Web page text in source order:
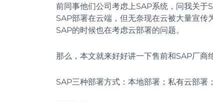
前同事他们公司考虑上SAP系统，问我关
SAP部署在云端，但无奈现在云被大量宣
SAP的时候也在考虑云部署的问题。
那么，本文就来好好讲一下售前和SAP厂商
SAP三种部署方式：本地部署；私有云部署